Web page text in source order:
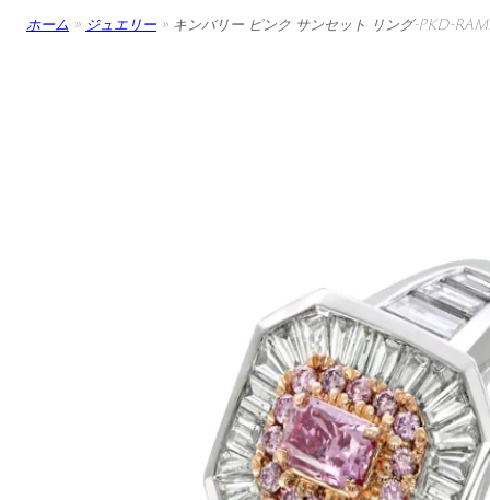
ホーム » ジュエリー » キンバリー ピンク サンセット リング-PKD-